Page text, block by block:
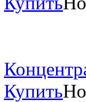
Купить